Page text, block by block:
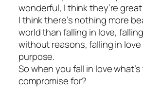
wonderful, I think they’re
I think there’s nothing more
world than falling in love,
without reasons, falling in
purpose.
So when you fall in love
compromise for?